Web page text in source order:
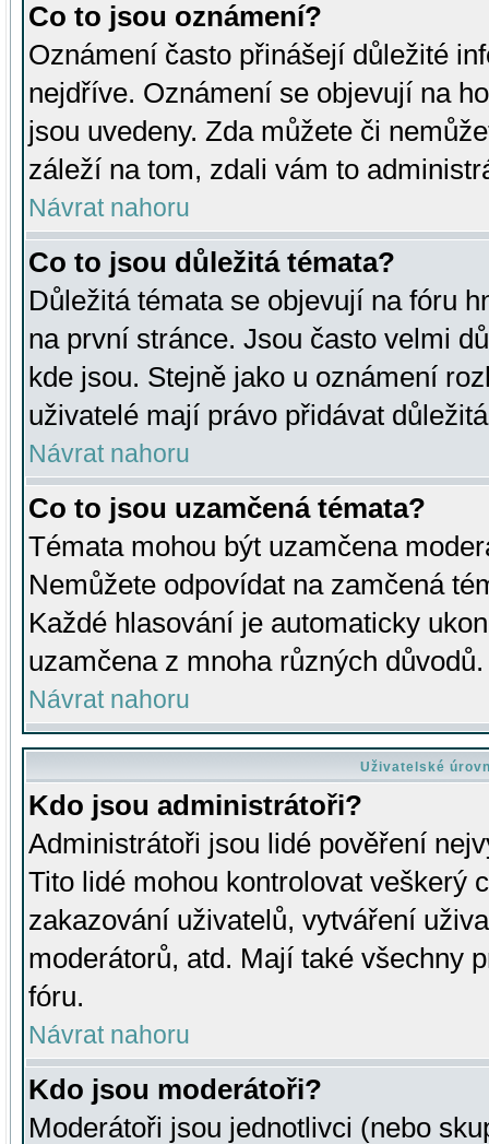
Co to jsou oznámení?
Oznámení často přinášejí důležité
nejdříve. Oznámení se objevují na
jsou uvedeny. Zda můžete či
záleží na tom, zdali vám to
Návrat nahoru
Co to jsou důležitá témata?
Důležitá témata se objevují na fóru
na první stránce. Jsou často velmi
kde jsou. Stejně jako u oznámení
uživatelé mají právo přidávat
Návrat nahoru
Co to jsou uzamčená témata?
Témata mohou být uzamčena
Nemůžete odpovídat na zamčená
Každé hlasování je automaticky
uzamčena z mnoha různých důvodů.
Návrat nahoru
Uživatelské
Kdo jsou administrátoři?
Administrátoři jsou lidé pověření
Tito lidé mohou kontrolovat veškerý
zakazování uživatelů, vytváření
moderátorů, atd. Mají také všechny
fóru.
Návrat nahoru
Kdo jsou moderátoři?
Moderátoři jsou jednotlivci (nebo